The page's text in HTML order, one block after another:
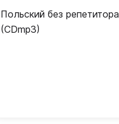
Польский без репетитора
(CDmp3)